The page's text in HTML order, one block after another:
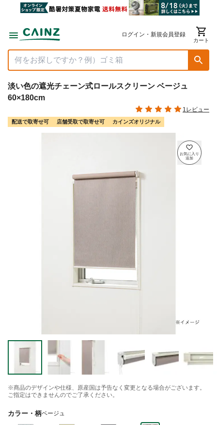
ログイン・新規会員登録
カート
淡い色の遮光チェーン式ロールスクリーン ベージュ
60×180cm
1レビュー
配送で取寄せ可 店舗受取で取寄せ可 カインズオリジナル
※商品のデザインや仕様、原産国は予告なく変更となる場合がございます。
ご指定はできませんのでご了承ください。
カラー・柄ベージュ